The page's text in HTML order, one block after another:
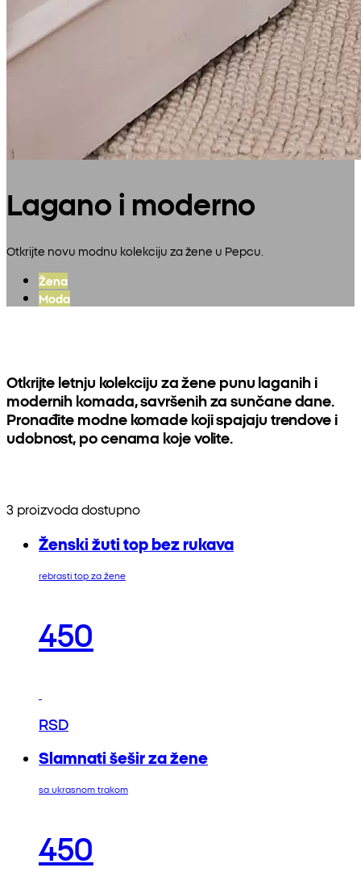
Lagano i moderno
Otkrijte novu modnu kolekciju za žene u Pepcu.
Žena
Moda
Otkrijte letnju kolekciju za žene punu laganih i
modernih komada, savršenih za sunčane dane.
Pronađite modne komade koji spajaju trendove i
udobnost, po cenama koje volite.
3 proizvoda dostupno
Ženski žuti top bez rukava
rebrasti top za žene
450
RSD
Slamnati šešir za žene
sa ukrasnom trakom
450